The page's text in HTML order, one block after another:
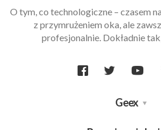
O tym, co technologiczne – czasem
z przymrużeniem oka, ale
profesjonalnie. Dokładnie
Geex